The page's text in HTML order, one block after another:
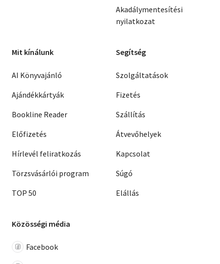
Akadálymentesítési
nyilatkozat
Mit kínálunk
AI Könyvajánló
Ajándékkártyák
Bookline Reader
Előfizetés
Hírlevél feliratkozás
Törzsvásárlói program
TOP 50
Segítség
Szolgáltatások
Fizetés
Szállítás
Átvevőhelyek
Kapcsolat
Súgó
Elállás
Közösségi média
Facebook